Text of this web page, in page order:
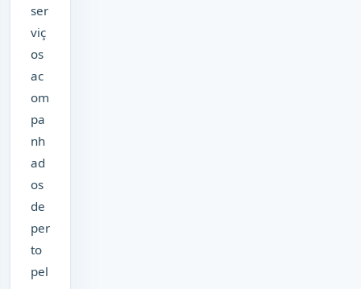
ser
viç
os
ac
om
pa
nh
ad
os
de
per
to
pel